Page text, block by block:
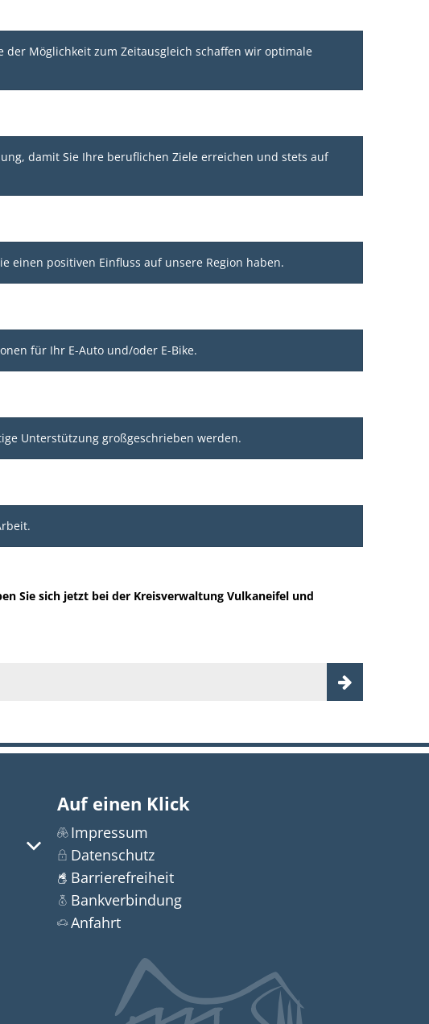
Möglichkeit zum Zeitausgleich schaffen wir optimale
damit Sie Ihre beruflichen Ziele erreichen und stets auf
einen positiven Einfluss auf unsere Region haben.
für Ihr E-Auto und/oder E-Bike.
Unterstützung großgeschrieben werden.
Sie sich jetzt bei der Kreisverwaltung Vulkaneifel und
auszublenden
Auf einen Klick
Impressum
Datenschutz
Barrierefreiheit
Bankverbindung
Anfahrt